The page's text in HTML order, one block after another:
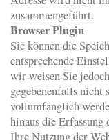
zusammengeführt.
Browser Plugin
Sie können die
entsprechende
wir weisen Sie
gegebenenfalls nicht
vollumfänglich
hinaus die Erfassung
Ihre Nutzung der